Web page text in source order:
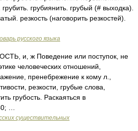
грубиянить. грубый (# выходка).
резкость (наговорить резкостей).
русского языка
и, ж Поведение или поступок, не
человеческих отношений,
пренебрежение к кому л.,
резкости, грубые слова,
грубость. Раскаяться в
…
существительных